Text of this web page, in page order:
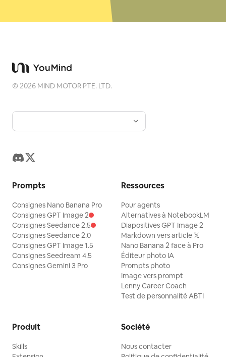
©2026 MIND MOTOR PTE. LTD.
Prompts
Consignes Nano Banana Pro
Consignes GPT Image 2
Consignes Seedance 2.5
Consignes Seedance 2.0
Consignes GPT Image 1.5
Consignes Seedream 4.5
Consignes Gemini 3 Pro
Ressources
Pour agents
Alternatives à NotebookLM
Diapositives GPT Image 2
Markdown vers article 𝕏
Nano Banana 2 face à Pro
Éditeur photo IA
Prompts photo
Image vers prompt
Lenny Career Coach
Test de personnalité ABTI
Produit
Skills
Société
Nous contacter